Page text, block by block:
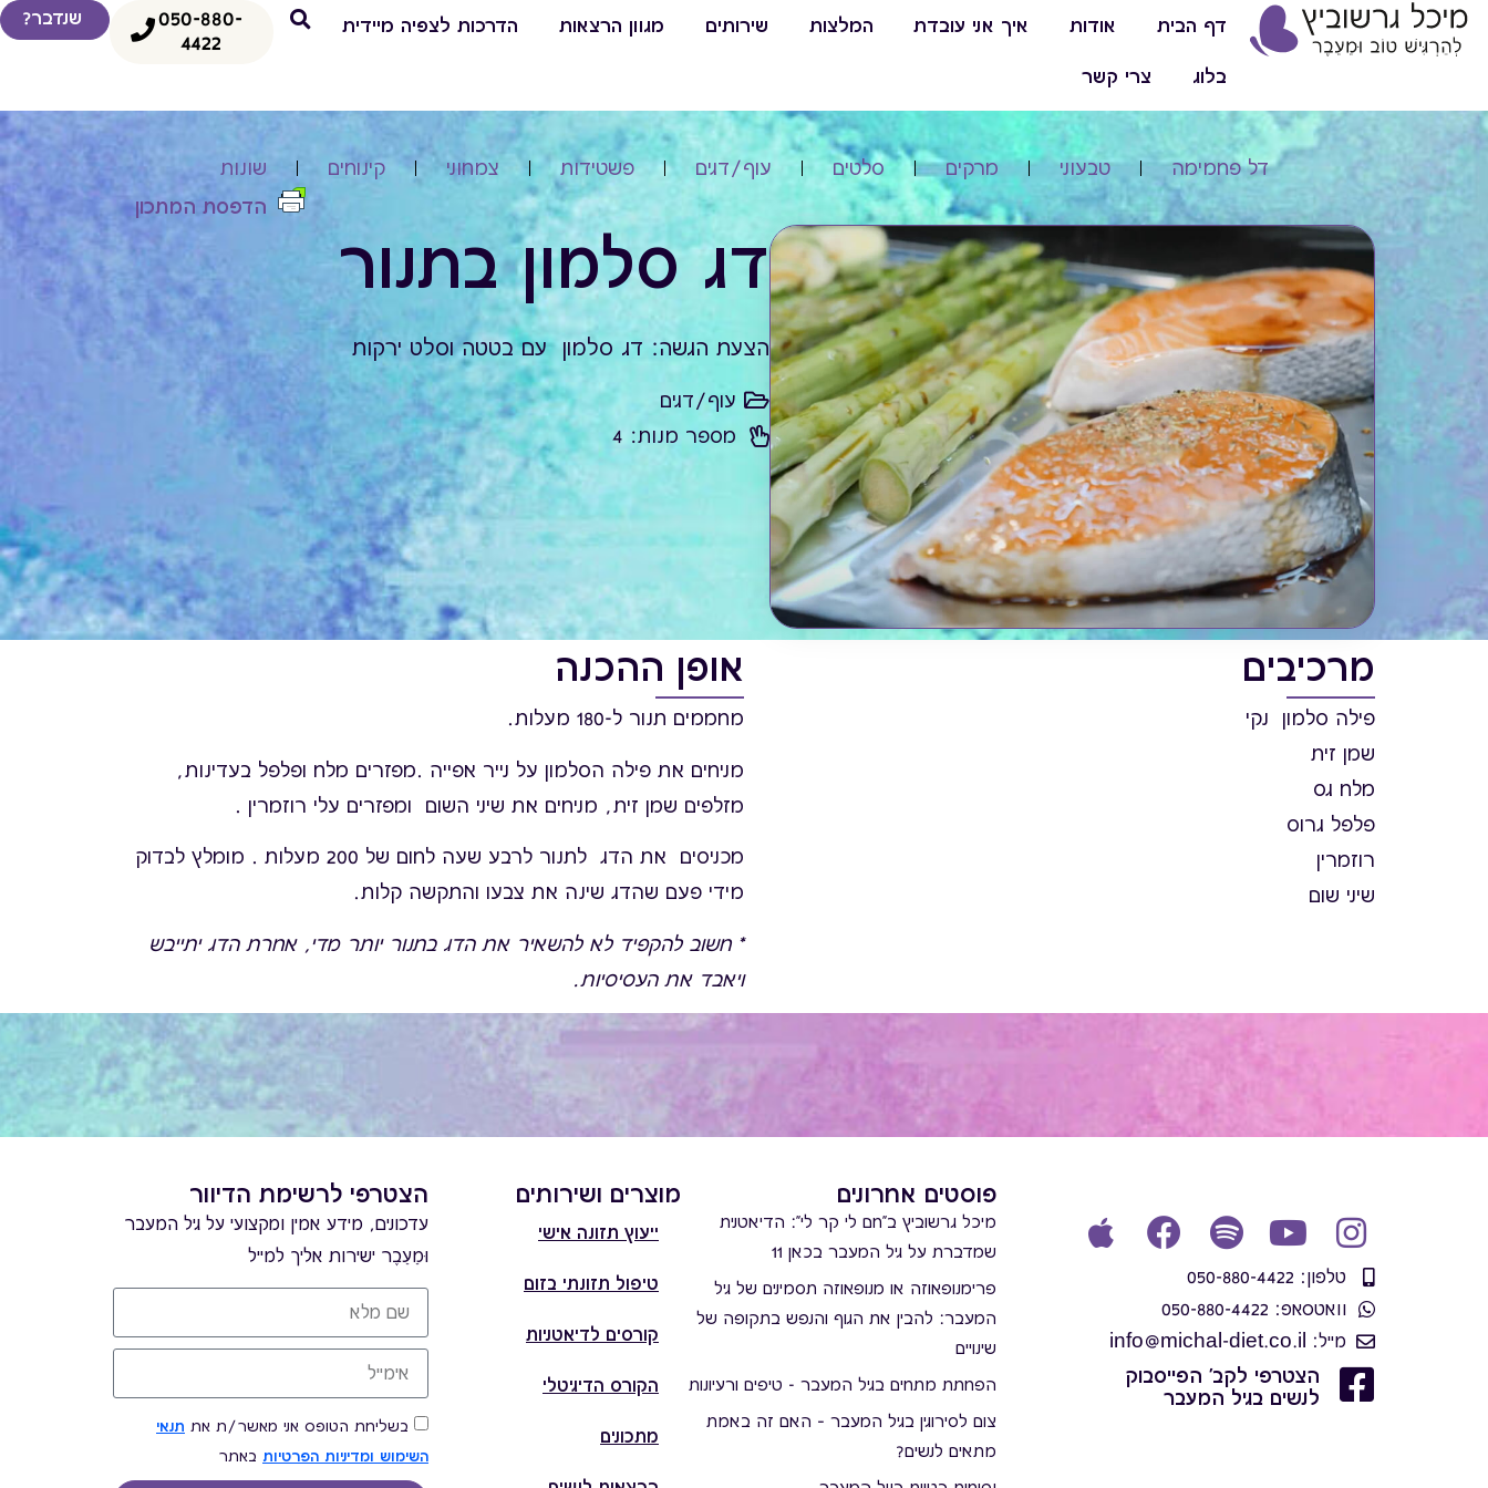
דף הבית אודות איך אני עובדת המלצות שירותים מגוון הרצאות הדרכות לצפיה מיידית
בלוג צרי קשר
050-880-
4422
שנדבר?
דל פחמימה טבעוני מרקים סלטים עוף/דגים פשטידות צמחוני קינוחים
שונות
הדפסת המתכון
דג סלמון בתנור
הצעת הגשה: דג סלמון עם בטטה וסלט ירקות
עוף/דגים
מספר מנות: 4
מרכיבים
פילה סלמון נקי
שמן זית
מלח גס
פלפל גרוס
רוזמרין
שיני שום
אופן ההכנה
מחממים תנור ל-180 מעלות.
מניחים את פילה הסלמון על נייר אפייה .מפזרים מלח ופלפל בעדינות,
מזלפים שמן זית, מניחים את שיני השום ומפזרים עלי רוזמרין .
מכניסים את הדג לתנור לרבע שעה לחום של 200 מעלות . מומלץ לבדוק
מידי פעם שהדג שינה את צבעו והתקשה קלות.
* חשוב להקפיד לא להשאיר את הדג בתנור יותר מדי, אחרת הדג יתייבש
ויאבד את העסיסיות.
טלפון: 050-880-4422
וואטסאפ: 050-880-4422
מייל: info@michal-diet.co.il
הצטרפי לקב' הפייסבוק
לנשים בגיל המעבר
פוסטים אחרונים
מיכל גרשוביץ ב"חם לי קר לי": הדיאטנית
שמדברת על גיל המעבר בכאן 11
פרימנופאוזה או מנופאוזה תסמינים של גיל
המעבר: להבין את הגוף והנפש בתקופה של
שינויים
הפחתת מתחים בגיל המעבר - טיפים ורעיונות
צום לסירוגין בגיל המעבר – האם זה באמת
מתאים לנשים?
מוצרים ושירותים
ייעוץ תזונה אישי
טיפול תזונתי בזום
קורסים לדיאטניות
הקורס הדיגיטלי
מתכונים
הצטרפי לרשימת הדיוור
עדכונים, מידע אמין ומקצועי על גיל המעבר
וּמֵעֵבֶר ישירות אליך למייל
בשליחת הטופס אני מאשר/ת את תנאי
השימוש ומדיניות הפרטיות באתר